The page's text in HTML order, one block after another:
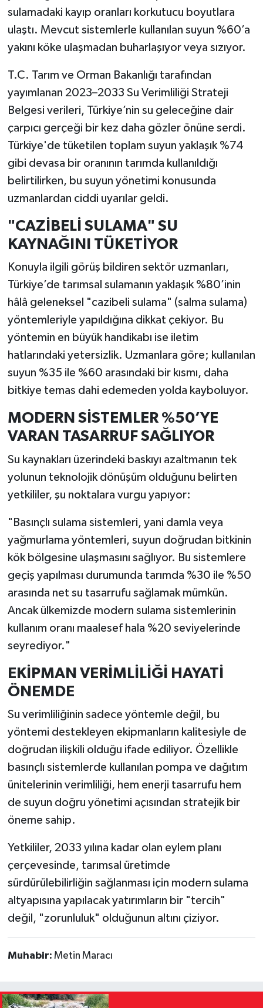
sulamadaki kayıp oranları korkutucu boyutlara
ulaştı. Mevcut sistemlerle kullanılan suyun %60’a
yakını köke ulaşmadan buharlaşıyor veya sızıyor.
T.C. Tarım ve Orman Bakanlığı tarafından
yayımlanan 2023–2033 Su Verimliliği Strateji
Belgesi verileri, Türkiye’nin su geleceğine dair
çarpıcı gerçeği bir kez daha gözler önüne serdi.
Türkiye'de tüketilen toplam suyun yaklaşık %74
gibi devasa bir oranının tarımda kullanıldığı
belirtilirken, bu suyun yönetimi konusunda
uzmanlardan ciddi uyarılar geldi.
"CAZİBELİ SULAMA" SU
KAYNAĞINI TÜKETİYOR
Konuyla ilgili görüş bildiren sektör uzmanları,
Türkiye’de tarımsal sulamanın yaklaşık %80’inin
hâlâ geleneksel "cazibeli sulama" (salma sulama)
yöntemleriyle yapıldığına dikkat çekiyor. Bu
yöntemin en büyük handikabı ise iletim
hatlarındaki yetersizlik. Uzmanlara göre; kullanılan
suyun %35 ile %60 arasındaki bir kısmı, daha
bitkiye temas dahi edemeden yolda kayboluyor.
MODERN SİSTEMLER %50’YE
VARAN TASARRUF SAĞLIYOR
Su kaynakları üzerindeki baskıyı azaltmanın tek
yolunun teknolojik dönüşüm olduğunu belirten
yetkililer, şu noktalara vurgu yapıyor:
"Basınçlı sulama sistemleri, yani damla veya
yağmurlama yöntemleri, suyun doğrudan bitkinin
kök bölgesine ulaşmasını sağlıyor. Bu sistemlere
geçiş yapılması durumunda tarımda %30 ile %50
arasında net su tasarrufu sağlamak mümkün.
Ancak ülkemizde modern sulama sistemlerinin
kullanım oranı maalesef hala %20 seviyelerinde
seyrediyor."
EKİPMAN VERİMLİLİĞİ HAYATİ
ÖNEMDE
Su verimliliğinin sadece yöntemle değil, bu
yöntemi destekleyen ekipmanların kalitesiyle de
doğrudan ilişkili olduğu ifade ediliyor. Özellikle
basınçlı sistemlerde kullanılan pompa ve dağıtım
ünitelerinin verimliliği, hem enerji tasarrufu hem
de suyun doğru yönetimi açısından stratejik bir
öneme sahip.
Yetkililer, 2033 yılına kadar olan eylem planı
çerçevesinde, tarımsal üretimde
sürdürülebilirliğin sağlanması için modern sulama
altyapısına yapılacak yatırımların bir "tercih"
değil, "zorunluluk" olduğunun altını çiziyor.
Muhabir: Metin Maracı